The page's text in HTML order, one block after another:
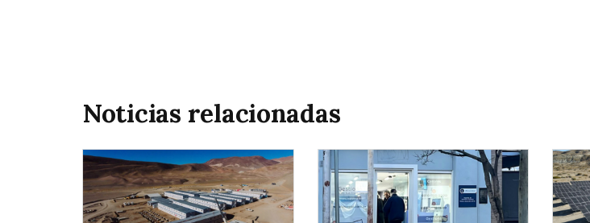
Noticias relacionadas